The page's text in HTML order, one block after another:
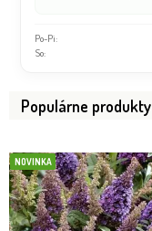
Po-Pi:
So:
Populárne produkty
NOVINKA